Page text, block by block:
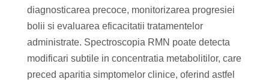
diagnosticarea precoce, monitorizarea progresiei
bolii si evaluarea eficacitatii tratamentelor
administrate. Spectroscopia RMN poate detecta
modificari subtile in concentratia metabolitilor, care
preced aparitia simptomelor clinice, oferind astfel